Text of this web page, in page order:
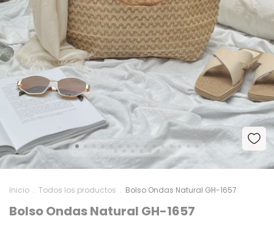
Inicio . Todos los productos . Bolso Ondas Natural GH-1657
Bolso Ondas Natural GH-1657